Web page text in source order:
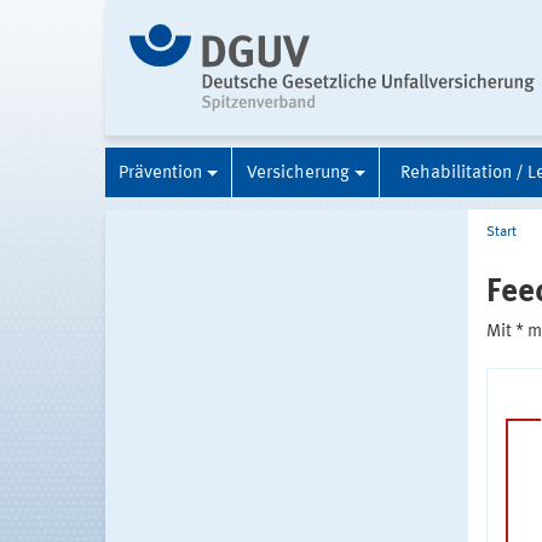
Prävention Versicherung Rehabilitation /
Start
Mit *